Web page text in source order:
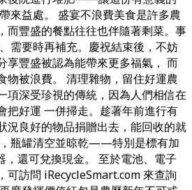
來益處。 盛宴不浪費美食是許多農
而豐盛的餐點往往也伴隨著剩菜。事
需要時再補充。慶祝結束後，不妨
享豐盛被認為能帶來更多福氣， 而
物被浪費。 清理雜物，留住好運農
項深受珍視的傳統，因為人們相信在
把好運 一併掃走。趁著年前進行有
況良好的物品捐贈出去，能回收的就
瓶罐清空並晾乾——特別是標有加
，還可兌換現金。 至於電池、電子
可訪問 iRecycleSmart.com 來查詢